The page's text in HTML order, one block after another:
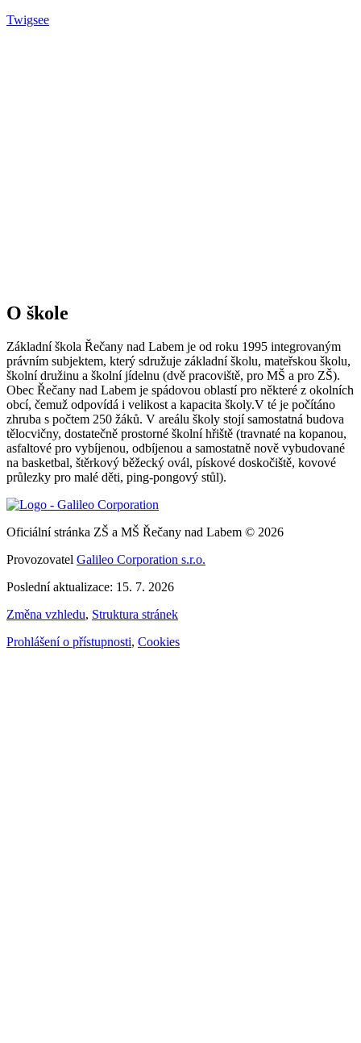
Twigsee
O škole
Základní škola Řečany nad Labem je od roku 1995 integrovaným
právním subjektem, který sdružuje základní školu, mateřskou školu,
školní družinu a školní jídelnu (dvě pracoviště, pro MŠ a pro ZŠ).
Obec Řečany nad Labem je spádovou oblastí pro některé z okolních
obcí, čemuž odpovídá i velikost a kapacita školy.V té je počítáno
zhruba s počtem 250 žáků. V areálu školy stojí samostatná budova
tělocvičny, dostatečně prostorné školní hřiště (travnaté na kopanou,
asfaltové pro vybíjenou, odbíjenou a samostatně nově vybudované
na basketbal, štěrkový běžecký ovál, pískové doskočiště, kovové
průlezky pro malé děti, ping-pongový stůl).
Oficiální stránka ZŠ a MŠ Řečany nad Labem © 2026
Provozovatel Galileo Corporation s.r.o.
Poslední aktualizace: 15. 7. 2026
Změna vzhledu, Struktura stránek
Prohlášení o přístupnosti, Cookies